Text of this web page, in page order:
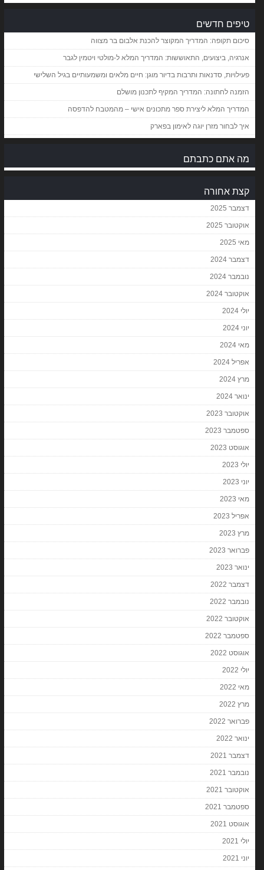
טיפים חדשים
סיכום תקופה: המדריך המקוצר להכנת אלבום בר מצווה
אנרגיה, ביצועים, התאוששות: המדריך המלא ל-מולטי ויטמין לגבר
פעילויות, סדנאות ותרבות בדיור מוגן: חיים מלאים ומשמעותיים בגיל השלישי
הזמנה לחתונה: המדריך המקיף לתכנון מושלם
המדריך המלא ליצירת ספר מתכונים אישי – מהמטבח להדפסה
איך לבחור מזרן יוגה לאימון בפארק
מה אתם כתבתם
קצת אחורה
דצמבר 2025
אוקטובר 2025
מאי 2025
דצמבר 2024
נובמבר 2024
אוקטובר 2024
יולי 2024
יוני 2024
מאי 2024
אפריל 2024
מרץ 2024
ינואר 2024
אוקטובר 2023
ספטמבר 2023
אוגוסט 2023
יולי 2023
יוני 2023
מאי 2023
אפריל 2023
מרץ 2023
פברואר 2023
ינואר 2023
דצמבר 2022
נובמבר 2022
אוקטובר 2022
ספטמבר 2022
אוגוסט 2022
יולי 2022
מאי 2022
מרץ 2022
פברואר 2022
ינואר 2022
דצמבר 2021
נובמבר 2021
אוקטובר 2021
ספטמבר 2021
אוגוסט 2021
יולי 2021
יוני 2021